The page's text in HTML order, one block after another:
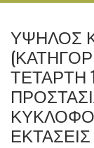
ΥΨΗΛΟΣ
ΤΕΤΑΡΤΗ
ΕΚΤΑΣΕΙΣ